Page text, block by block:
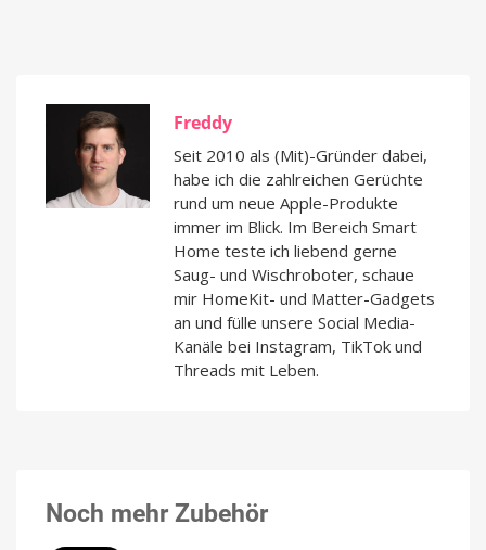
Freddy
Seit 2010 als (Mit)-Gründer dabei,
habe ich die zahlreichen Gerüchte
rund um neue Apple-Produkte
immer im Blick. Im Bereich Smart
Home teste ich liebend gerne
Saug- und Wischroboter, schaue
mir HomeKit- und Matter-Gadgets
an und fülle unsere Social Media-
Kanäle bei Instagram, TikTok und
Threads mit Leben.
Noch mehr Zubehör